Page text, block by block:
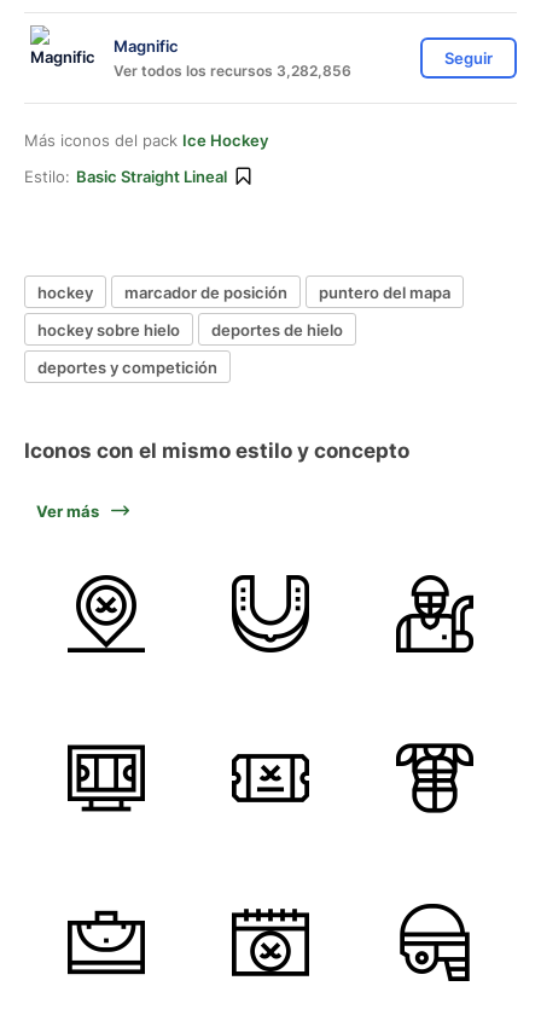
Magnific
Ver todos los recursos 3,282,856
Seguir
Más iconos del pack Ice Hockey
Estilo: Basic Straight Lineal
hockey marcador de posición
puntero del mapa
hockey sobre hielo
deportes de hielo
deportes y competición
Iconos con el mismo estilo y concepto
Ver más